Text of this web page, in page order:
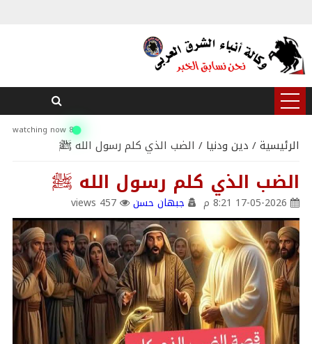
8 watching now
الرئيسية/ دين ودنيا / الضب الذي كلم رسول الله ﷺ
الضب الذي كلم رسول الله ﷺ
17-05-2026 8:21 م جبهان حسن 457 views